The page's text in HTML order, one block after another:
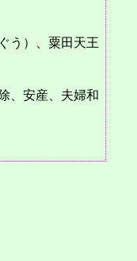
う）、粟田天王
、安産、夫婦和